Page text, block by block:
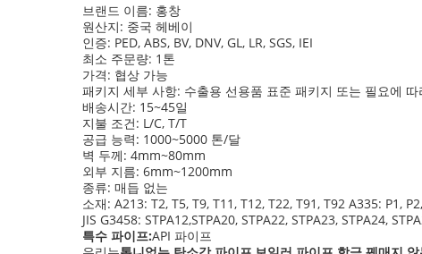
브랜드 이름: 홍창
원산지: 중국 헤베이
인증: PED, ABS, BV, DNV, GL, LR, SGS, IEI
최소 주문량: 1톤
가격: 협상 가능
패키지 세부 사항: 수출용 선용품 표준 패키지 또는 필요에 따
배송시간: 15~45일
지불 조건: L/C, T/T
공급 능력: 1000~5000 톤/달
벽 두께: 4mm~80mm
외부 지름: 6mm~1200mm
종류: 매듭 없는
소재: A213: T2, T5, T9, T11, T12, T22, T91, T92 A335: P1,
JIS G3458: STPA12,STPA20, STPA22, STPA23, STPA24,
특수 파이프:API 파이프